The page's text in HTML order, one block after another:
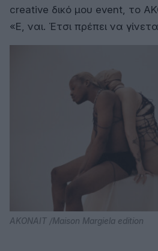
creative δικό μου event, το
«Ε, ναι. Έτσι πρέπει να
AKONAIT /Maison Margiela edition